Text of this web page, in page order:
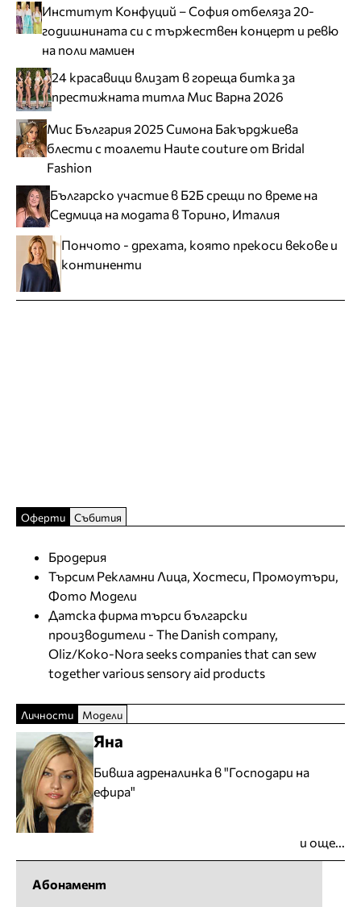
Институт Конфуций – София отбеляза 20-
годишнината си с тържествен концерт и ревю
на поли мамиен
24 красавици влизат в гореща битка за
престижната титла Мис Варна 2026
Мис България 2025 Симона Бакърджиева
блести с тоалети Haute couture от Bridal
Fashion
Българско участие в Б2Б срещи по време на
Седмица на модата в Торино, Италия
Пончото - дрехата, която прекоси векове и
континенти
Оферти Събития
Бродерия
Търсим Рекламни Лица, Хостеси, Промоутъри,
Фото Модели
Датска фирма търси български
производители - The Danish company,
Oliz/Koko-Nora seeks companies that can sew
together various sensory aid products
Личности Модели
Яна
Бивша адреналинка в "Господари на
ефира"
и още...
Абонамент